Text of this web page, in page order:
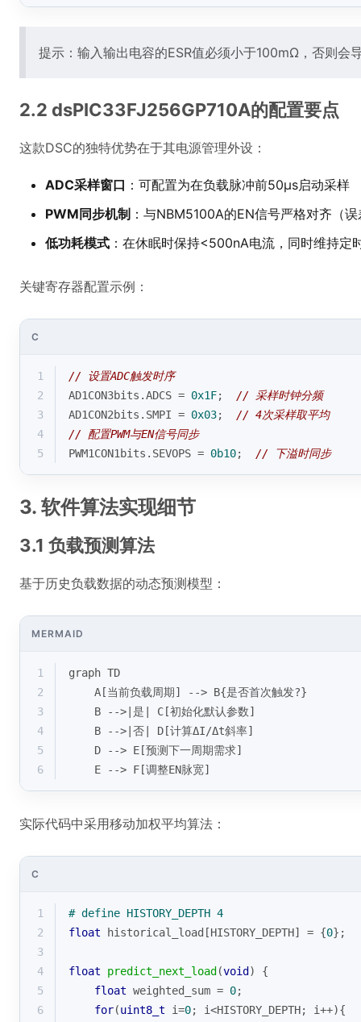
提示：输入输出电容的ESR值必须小于100mΩ，否则会
2.2 dsPIC33FJ256GP710A的配置要点
这款DSC的独特优势在于其电源管理外设：
ADC采样窗口 ：可配置为在负载脉冲前50μs启动采样
PWM同步机制 ：与NBM5100A的EN信号严格对齐（误
低功耗模式 ：在休眠时保持<500nA电流，同时维持定
关键寄存器配置示例：
C
1
// 设置ADC触发时序
2
AD1CON3bits.ADCS = 0x1F; // 采样时钟分频
3
AD1CON2bits.SMPI = 0x03; // 4次采样取平均
4
// 配置PWM与EN信号同步
5
PWM1CON1bits.SEVOPS = 0b10; // 下溢时同步
3. 软件算法实现细节
3.1 负载预测算法
基于历史负载数据的动态预测模型：
MERMAID
1
graph TD
2
    A[当前负载周期] --> B{是否首次触发?}
3
    B -->|是| C[初始化默认参数]
4
    B -->|否| D[计算ΔI/Δt斜率]
5
    D --> E[预测下一周期需求]
6
    E --> F[调整EN脉宽]
实际代码中采用移动加权平均算法：
C
1 # define HISTORY_DEPTH 4
2
float historical_load[HISTORY_DEPTH] = {0};
3
4
float predict_next_load (void )
{
5
float weighted_sum = 0;
6
for(uint8_t i=0; i<HISTORY_DEPTH; i++){